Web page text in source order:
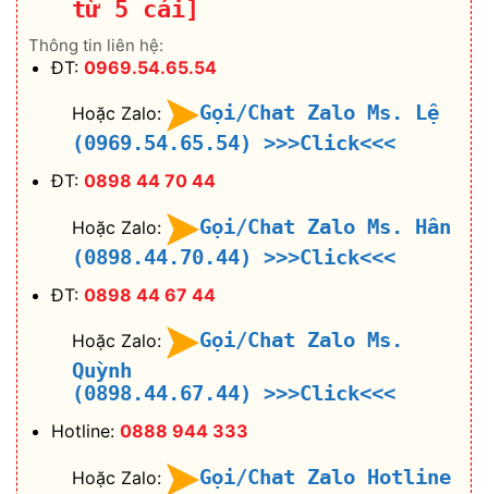
từ 5 cái]
Thông tin liên hệ:
ĐT: 0969.54.65.54
Hoặc Zalo:
Gọi/Chat Zalo Ms. Lệ
(0969.54.65.54)
>>>Click<<<
ĐT: 0898 44 70 44
Hoặc Zalo:
Gọi/Chat Zalo Ms. Hân
(0898.44.70.44)
>>>Click<<<
ĐT: 0898 44 67 44
Hoặc Zalo:
Gọi/Chat Zalo Ms.
Quỳnh
(0898.44.67.44)
>>>Click<<<
Hotline: 0888 944 333
Hoặc Zalo: Gọi/Chat Zalo Hotline